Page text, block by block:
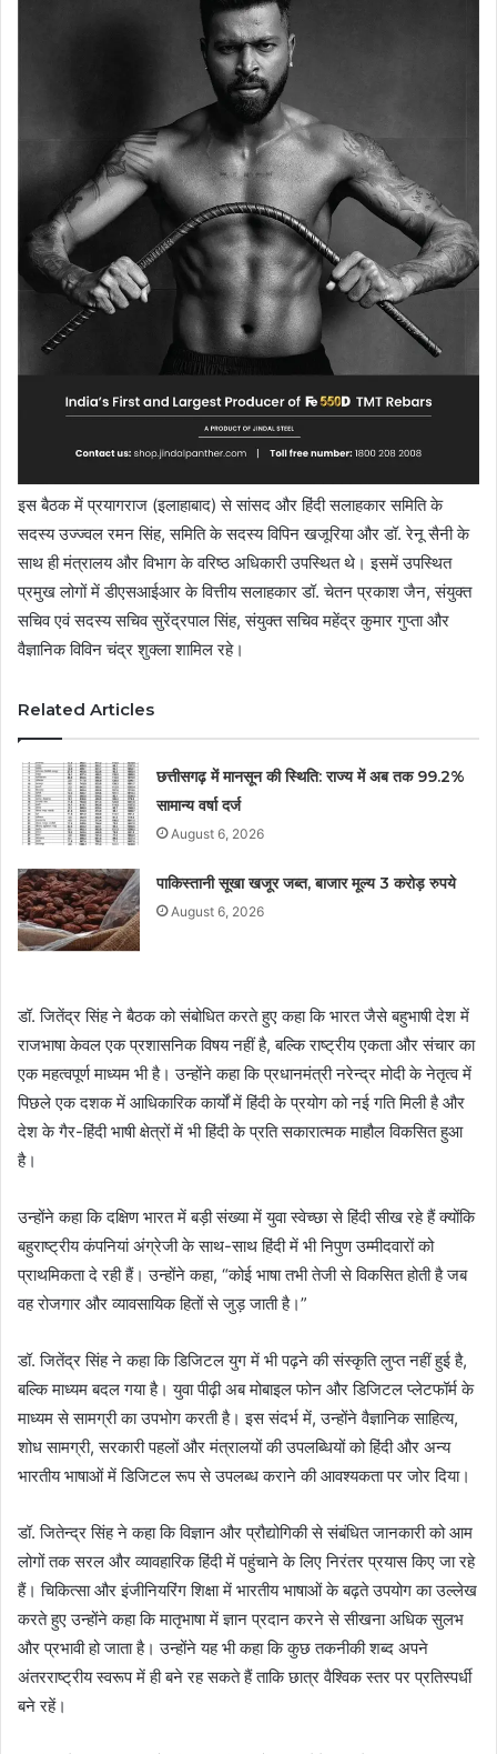
इस बैठक में प्रयागराज (इलाहाबाद) से सांसद और हिंदी सलाहकार समिति के
सदस्य उज्ज्वल रमन सिंह, समिति के सदस्य विपिन खजूरिया और डॉ. रेनू सैनी के
साथ ही मंत्रालय और विभाग के वरिष्ठ अधिकारी उपस्थित थे। इसमें उपस्थित
प्रमुख लोगों में डीएसआईआर के वित्तीय सलाहकार डॉ. चेतन प्रकाश जैन, संयुक्त
सचिव एवं सदस्य सचिव सुरेंद्रपाल सिंह, संयुक्त सचिव महेंद्र कुमार गुप्ता और
वैज्ञानिक विविन चंद्र शुक्ला शामिल रहे।
Related Articles
छत्तीसगढ़ में मानसून की स्थिति: राज्य में अब तक 99.2%
सामान्य वर्षा दर्ज
August 6, 2026
पाकिस्तानी सूखा खजूर जब्त, बाजार मूल्य 3 करोड़ रुपये
August 6, 2026
डॉ. जितेंद्र सिंह ने बैठक को संबोधित करते हुए कहा कि भारत जैसे बहुभाषी देश में
राजभाषा केवल एक प्रशासनिक विषय नहीं है, बल्कि राष्ट्रीय एकता और संचार का
एक महत्वपूर्ण माध्यम भी है। उन्होंने कहा कि प्रधानमंत्री नरेन्द्र मोदी के नेतृत्व में
पिछले एक दशक में आधिकारिक कार्यों में हिंदी के प्रयोग को नई गति मिली है और
देश के गैर-हिंदी भाषी क्षेत्रों में भी हिंदी के प्रति सकारात्मक माहौल विकसित हुआ
है।
उन्होंने कहा कि दक्षिण भारत में बड़ी संख्या में युवा स्वेच्छा से हिंदी सीख रहे हैं क्योंकि
बहुराष्ट्रीय कंपनियां अंग्रेजी के साथ-साथ हिंदी में भी निपुण उम्मीदवारों को
प्राथमिकता दे रही हैं। उन्होंने कहा, “कोई भाषा तभी तेजी से विकसित होती है जब
वह रोजगार और व्यावसायिक हितों से जुड़ जाती है।”
डॉ. जितेंद्र सिंह ने कहा कि डिजिटल युग में भी पढ़ने की संस्कृति लुप्त नहीं हुई है,
बल्कि माध्यम बदल गया है। युवा पीढ़ी अब मोबाइल फोन और डिजिटल प्लेटफॉर्म के
माध्यम से सामग्री का उपभोग करती है। इस संदर्भ में, उन्होंने वैज्ञानिक साहित्य,
शोध सामग्री, सरकारी पहलों और मंत्रालयों की उपलब्धियों को हिंदी और अन्य
भारतीय भाषाओं में डिजिटल रूप से उपलब्ध कराने की आवश्यकता पर जोर दिया।
डॉ. जितेन्द्र सिंह ने कहा कि विज्ञान और प्रौद्योगिकी से संबंधित जानकारी को आम
लोगों तक सरल और व्यावहारिक हिंदी में पहुंचाने के लिए निरंतर प्रयास किए जा रहे
हैं। चिकित्सा और इंजीनियरिंग शिक्षा में भारतीय भाषाओं के बढ़ते उपयोग का उल्लेख
करते हुए उन्होंने कहा कि मातृभाषा में ज्ञान प्रदान करने से सीखना अधिक सुलभ
और प्रभावी हो जाता है। उन्होंने यह भी कहा कि कुछ तकनीकी शब्द अपने
अंतरराष्ट्रीय स्वरूप में ही बने रह सकते हैं ताकि छात्र वैश्विक स्तर पर प्रतिस्पर्धी
बने रहें।